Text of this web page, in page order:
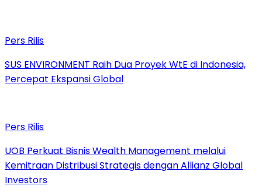
Pers Rilis
SUS ENVIRONMENT Raih Dua Proyek WtE di Indonesia,
Percepat Ekspansi Global
Pers Rilis
UOB Perkuat Bisnis Wealth Management melalui
Kemitraan Distribusi Strategis dengan Allianz Global
Investors